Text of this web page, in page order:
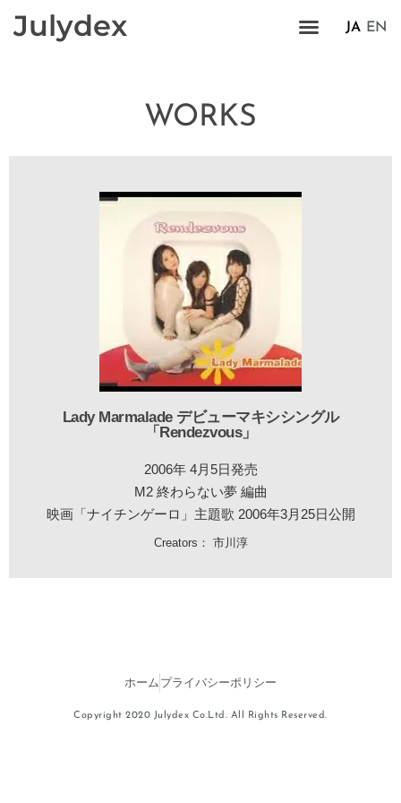
Julydex JA EN
WORKS
Lady Marmalade デビューマキシシングル
「Rendezvous」
2006年 4月5日発売
M2 終わらない夢 編曲
映画「ナイチンゲーロ」主題歌 2006年3月25日公開
Creators： 市川淳
ホーム プライバシーポリシー
Copyright 2020 Julydex Co.Ltd. All Rights Reserved.